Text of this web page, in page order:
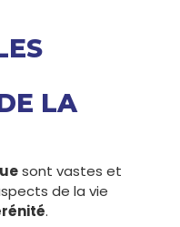
LA
sont vastes et
de la vie
.